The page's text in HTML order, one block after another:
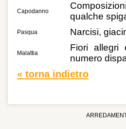
Capodanno
qualche
Pasqua Narcisi,
Malattia
Fiori allegri
numero
« torna indietro